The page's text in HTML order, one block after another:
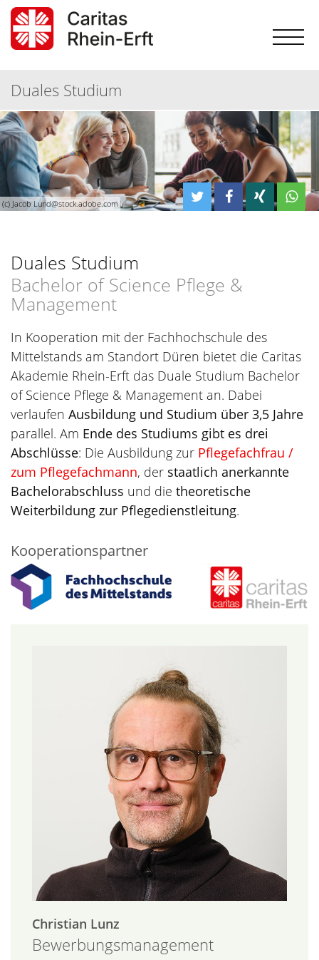
Duales Studium
(c) Jacob Lund@stock.adobe.com
Duales Studium
Bachelor of Science Pflege &
Management
In Kooperation mit der Fachhochschule des
Mittelstands am Standort Düren bietet die Caritas
Akademie Rhein-Erft das Duale Studium Bachelor
of Science Pflege & Management an. Dabei
verlaufen Ausbildung und Studium über 3,5 Jahre
parallel. Am Ende des Studiums gibt es drei
Abschlüsse: Die Ausbildung zur Pflegefachfrau /
zum Pflegefachmann, der staatlich anerkannte
Bachelorabschluss und die theoretische
Weiterbildung zur Pflegedienstleitung.
Kooperationspartner
Christian Lunz
Bewerbungsmanagement